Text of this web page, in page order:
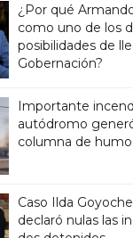
¿Por qué
como uno de los
posibilidades de
Gobernación?
Importante
autódromo
columna de humo
Caso Ilda
declaró nulas las